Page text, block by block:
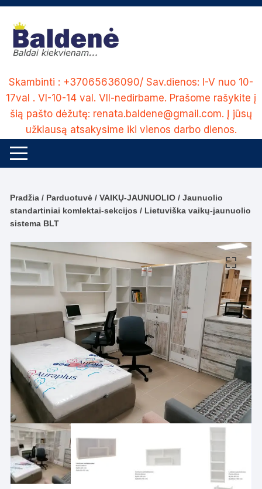
Skip
content
Skambinti : +37065636090/ Sav.dienos: I-V nuo 10-
17val . VI-10-14 val. VII-nedirbame. Prašome rašykite į
šią pašto dėžutę: renata.baldene@gmail.com. Į jūsų
užklausą atsakysime iki vienos darbo dienos.
Pradžia / Parduotuvė /VAIKŲ-JAUNUOLIO /Jaunuolio
standartiniai komlektai-sekcijos / Lietuviška vaikų-jaunuolio
sistema BLT